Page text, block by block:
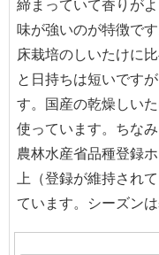
締まっていて香りが
味が強いのが特徴で
床栽培のしいたけに
と日持ちは短いです
す。国産の乾燥しい
使っています。ちな
農林水産省品種登録
上（登録が維持され
ています。シーズン